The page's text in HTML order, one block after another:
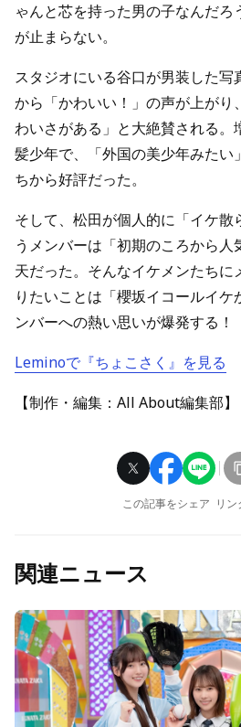
ゃんと芯を持った男の子なんだろ
が止まらない。
スタジオにいる谷口が男装した写
から「かわいい！」の声が上がり
わいさがある」と大絶賛される。
髪少年で、「外国の美少年みたい
ちから好評だった。
そして、松田が個人的に「イケ散
うメンバーは「初期のころから
天だった。そんなイケメンたち
りたいことは「櫻坂イコールイケ
ンバーへの熱い思いが爆発する！
Leminoで『ちょこさく』を見る
【制作・編集：All About編集部】
この記事をシェア リ
関連ニュース